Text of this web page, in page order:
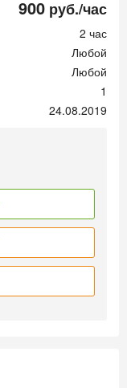
900 руб./час
2 час
Любой
Любой
1
24.08.2019